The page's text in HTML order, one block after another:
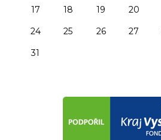
17
18 19 20
24
25 26 27
31